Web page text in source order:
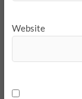
Website